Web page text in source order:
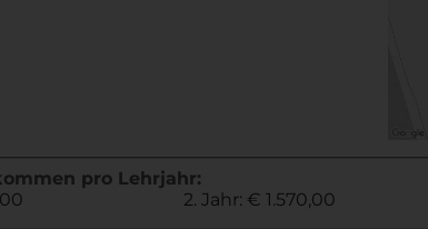
pro Lehrjahr:
2. Jahr: € 1.570,00